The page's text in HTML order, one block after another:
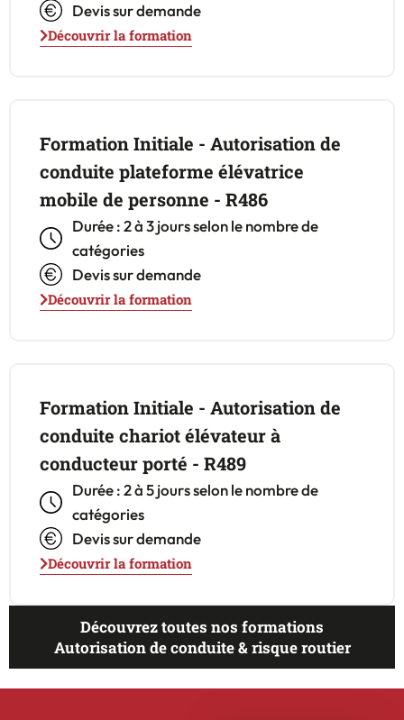
Devis sur demande
Découvrir la formation
Formation Initiale - Autorisation de
conduite plateforme élévatrice
mobile de personne - R486
Durée : 2 à 3 jours selon le nombre de
catégories
Devis sur demande
Découvrir la formation
Formation Initiale - Autorisation de
conduite chariot élévateur à
conducteur porté - R489
Durée : 2 à 5 jours selon le nombre de
catégories
Devis sur demande
Découvrir la formation
Découvrez toutes nos formations
Autorisation de conduite & risque routier